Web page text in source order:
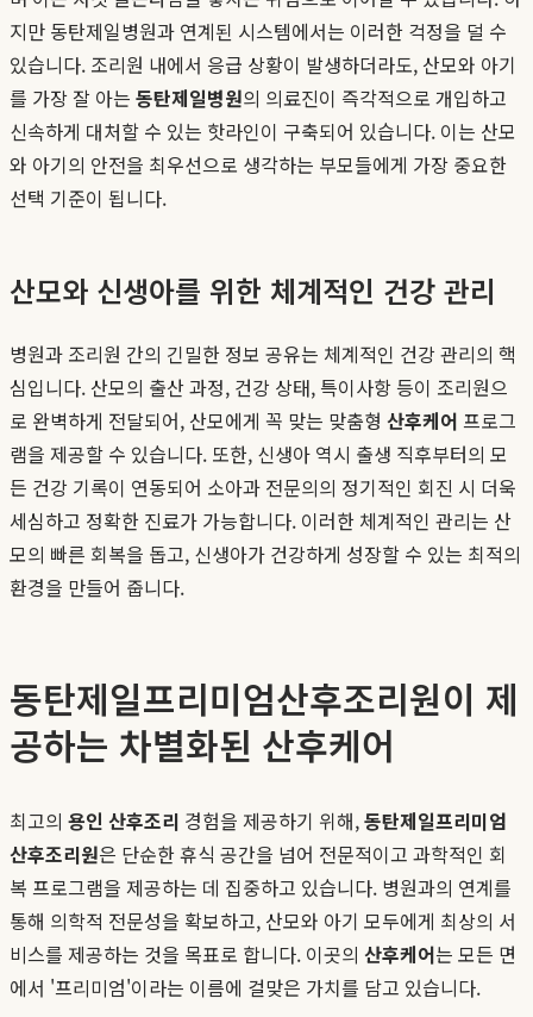
지만 동탄제일병원과 연계된 시스템에서는 이러한 걱정을 덜 수
있습니다. 조리원 내에서 응급 상황이 발생하더라도, 산모와 아기
를 가장 잘 아는 동탄제일병원의 의료진이 즉각적으로 개입하고
신속하게 대처할 수 있는 핫라인이 구축되어 있습니다. 이는 산모
와 아기의 안전을 최우선으로 생각하는 부모들에게 가장 중요한
선택 기준이 됩니다.
산모와 신생아를 위한 체계적인 건강 관리
병원과 조리원 간의 긴밀한 정보 공유는 체계적인 건강 관리의 핵
심입니다. 산모의 출산 과정, 건강 상태, 특이사항 등이 조리원으
로 완벽하게 전달되어, 산모에게 꼭 맞는 맞춤형 산후케어 프로그
램을 제공할 수 있습니다. 또한, 신생아 역시 출생 직후부터의 모
든 건강 기록이 연동되어 소아과 전문의의 정기적인 회진 시 더욱
세심하고 정확한 진료가 가능합니다. 이러한 체계적인 관리는 산
모의 빠른 회복을 돕고, 신생아가 건강하게 성장할 수 있는 최적의
환경을 만들어 줍니다.
동탄제일프리미엄산후조리원이 제
공하는 차별화된 산후케어
최고의 용인 산후조리 경험을 제공하기 위해,동탄제일프리미엄
산후조리원은 단순한 휴식 공간을 넘어 전문적이고 과학적인 회
복 프로그램을 제공하는 데 집중하고 있습니다. 병원과의 연계를
통해 의학적 전문성을 확보하고, 산모와 아기 모두에게 최상의 서
비스를 제공하는 것을 목표로 합니다. 이곳의 산후케어는 모든 면
에서 '프리미엄'이라는 이름에 걸맞은 가치를 담고 있습니다.